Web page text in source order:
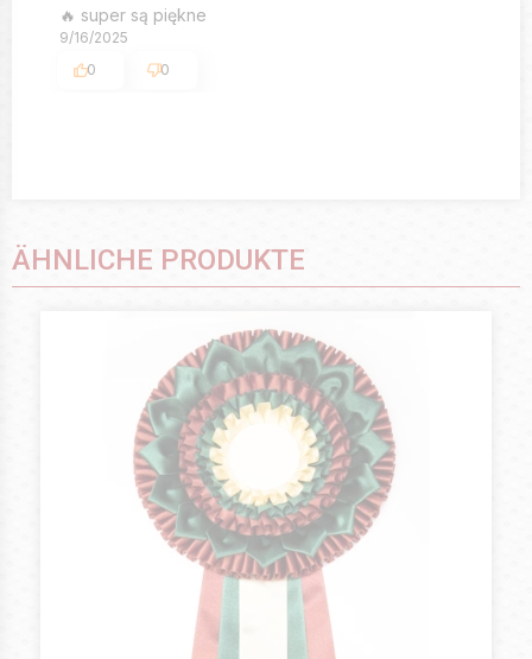
🔥 super są piękne
9/16/2025
0
0
ÄHNLICHE PRODUKTE